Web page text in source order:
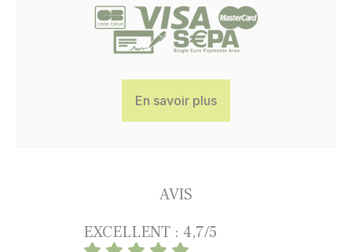
En savoir plus
AVIS
EXCELLENT : 4,7/5